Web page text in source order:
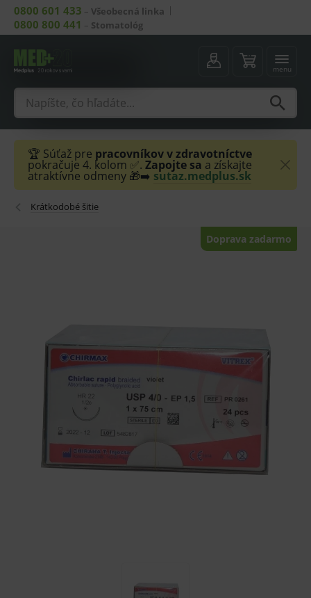
0800 601 433 – Všeobecná linka
0800 800 441 – Stomatológ
menu
🏆 Súťaž pre pracovníkov v zdravotníctve
pokračuje 4. kolom ✅. Zapojte sa a získajte
atraktívne odmeny 🎁➡️ sutaz.medplus.sk
Krátkodobé šitie
Doprava zadarmo